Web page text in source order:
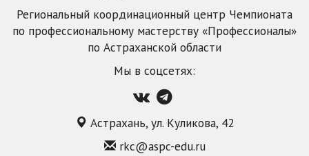
Региональный координационный центр Чемпионата
по профессиональному мастерству «Профессионалы»
по Астраханской области
Мы в соцсетях:
Астрахань, ул. Куликова, 42
rkc@aspc-edu.ru